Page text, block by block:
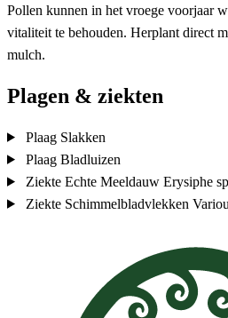
Pollen kunnen in het vroege voorjaar
vitaliteit te behouden. Herplant direct
mulch.
Plagen & ziekten
Plaag Slakken
Plaag Bladluizen
Ziekte Echte Meeldauw Erysiphe
Ziekte Schimmelbladvlekken